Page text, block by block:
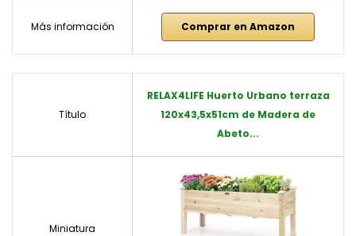
Más información Comprar en Amazon
Título
RELAX4LIFE Huerto Urbano terraza
120x43,5x51cm de Madera de
Abeto...
Miniatura